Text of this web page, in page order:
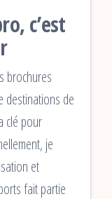
c’est
brochures
destinations de
clé pour
je
et
fait partie